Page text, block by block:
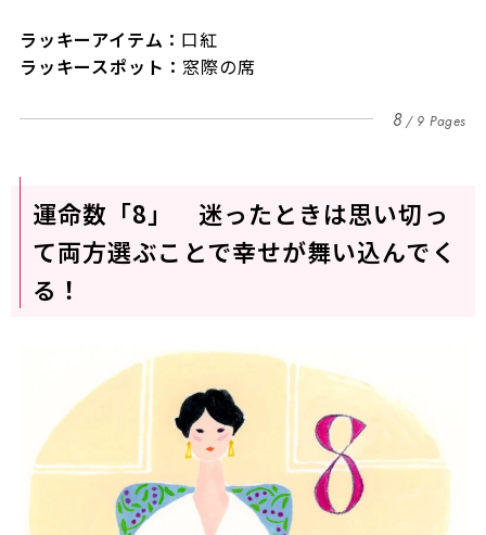
ラッキーアイテム： 口紅
ラッキースポット： 窓際の席
8 9 Pages
運命数「8」 迷ったときは思い切っ
て両方選ぶことで幸せが舞い込んでく
る！